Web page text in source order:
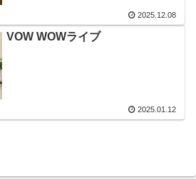
2025.12.08
VOW WOWライブ
2025.01.12